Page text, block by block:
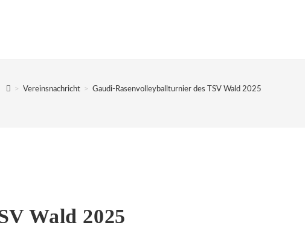
> Vereinsnachricht > Gaudi-Rasenvolleyballturnier des TSV Wald 2025
Wald 2025